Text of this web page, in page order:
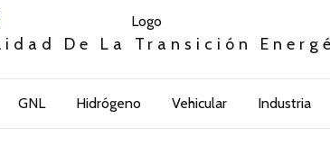
De La Transición
GNL Hidrógeno Vehicular Industria